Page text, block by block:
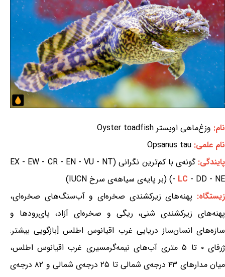
نام: وزغ‌ماهی اویستر Oyster toadfish
نام علمی: Opsanus tau
پایندگی:
گونه‌ی با کم‌ترین نگرانی (EX - EW - CR - EN - VU - NT
- LC - DD - NE) (بر پایه‌ی سیاهه‌ی سرخ IUCN)
زیستگاه: پهنه‌های زیرکشندی صخره‌ای و آب‌سنگ‌های صخره‌ای،
پهنه‌های زیرکشندی شنی، ریگی و صخره‌ای آزاد، پای‌رودها و
سازه‌های انسان‌ساز دریایی غرب اقیانوس اطلس [بازگویی بیشتر:
ژرفای ۰ تا ۵ متری آب‌های نیمه‌گرمسیری غرب اقیانوس اطلس،
میان مدارهای ۴۳ درجه‌ی شمالی تا ۲۵ درجه‌ی شمالی و ۸۲ درجه‌ی